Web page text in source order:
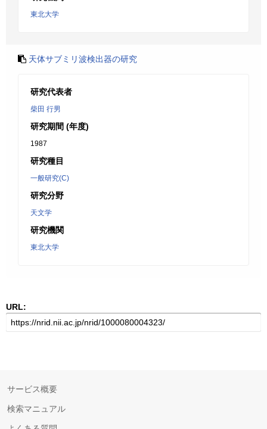
東北大学
天体サブミリ波検出器の研究
研究代表者
柴田 行男
研究期間 (年度)
1987
研究種目
一般研究(C)
研究分野
天文学
研究機関
東北大学
URL:
サービス概要
検索マニュアル